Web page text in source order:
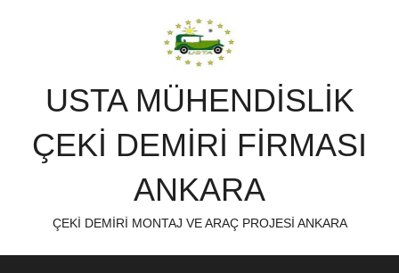
USTA MÜHENDİSLİK
ÇEKİ DEMİRİ FİRMASI
ANKARA
ÇEKİ DEMİRİ MONTAJ VE ARAÇ PROJESİ ANKARA